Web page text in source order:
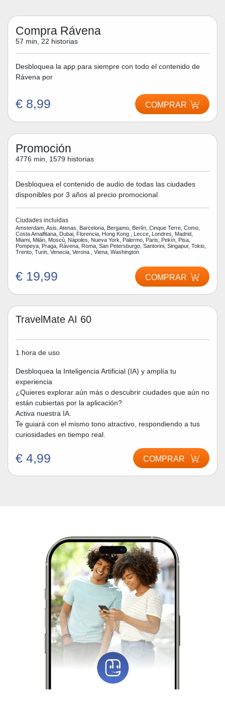
Compra Rávena
57 min, 22 historias
Desbloquea la app para siempre con todo el contenido de
Rávena por
€ 8,99 COMPRAR
Promoción
4776 min, 1579 historias
Desbloquea el contenido de audio de todas las ciudades
disponibles por 3 años al precio promocional
Ciudades incluidas
Amsterdam, Asis, Atenas, Barcelona, Bergamo, Berlín, Cinque Terre, Como,
Costa Amalfitana, Dubai, Florencia, Hong Kong , Lecce, Londres, Madrid,
Miami, Milán, Moscù, Nápoles, Nueva York, Palermo, Paris, Pekín, Pisa,
Pompeya, Praga, Rávena, Roma, San Petersburgo, Santorini, Singapur, Tokio,
Trento, Turin, Venecia, Verona , Viena, Washington
€ 19,99 COMPRAR
TravelMate AI 60
1 hora de uso
Desbloquea la Inteligencia Artificial (IA) y amplía tu
experiencia
¿Quieres explorar aún más o descubrir ciudades que aún no
están cubiertas por la aplicación?
Activa nuestra IA.
Te guiará con el mismo tono atractivo, respondiendo a tus
curiosidades en tiempo real.
€ 4,99 COMPRAR